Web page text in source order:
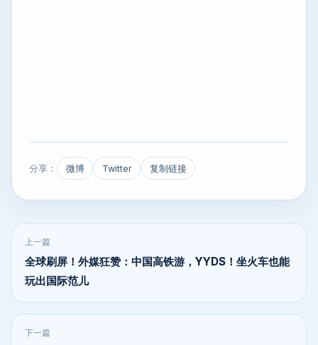
分享： 微博 Twitter 复制链接
上一篇
全球刷屏！外媒狂赞：中国高铁游，YYDS！坐火车也能
玩出国际范儿
下一篇